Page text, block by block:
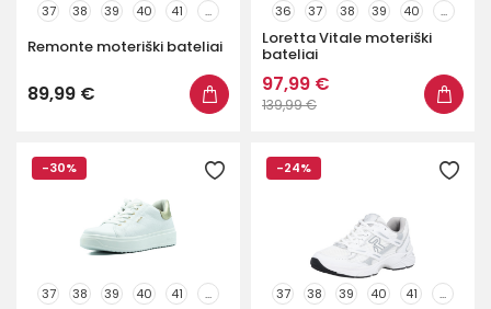
37 38 39 40 41 ...
Remonte moteriški bateliai
89,99 €
36 37 38 39 40 ...
Loretta Vitale moteriški
bateliai
97,99 €
139,99 €
-30%
37 38 39 40 41 ...
-24%
37 38 39 40 41 ...